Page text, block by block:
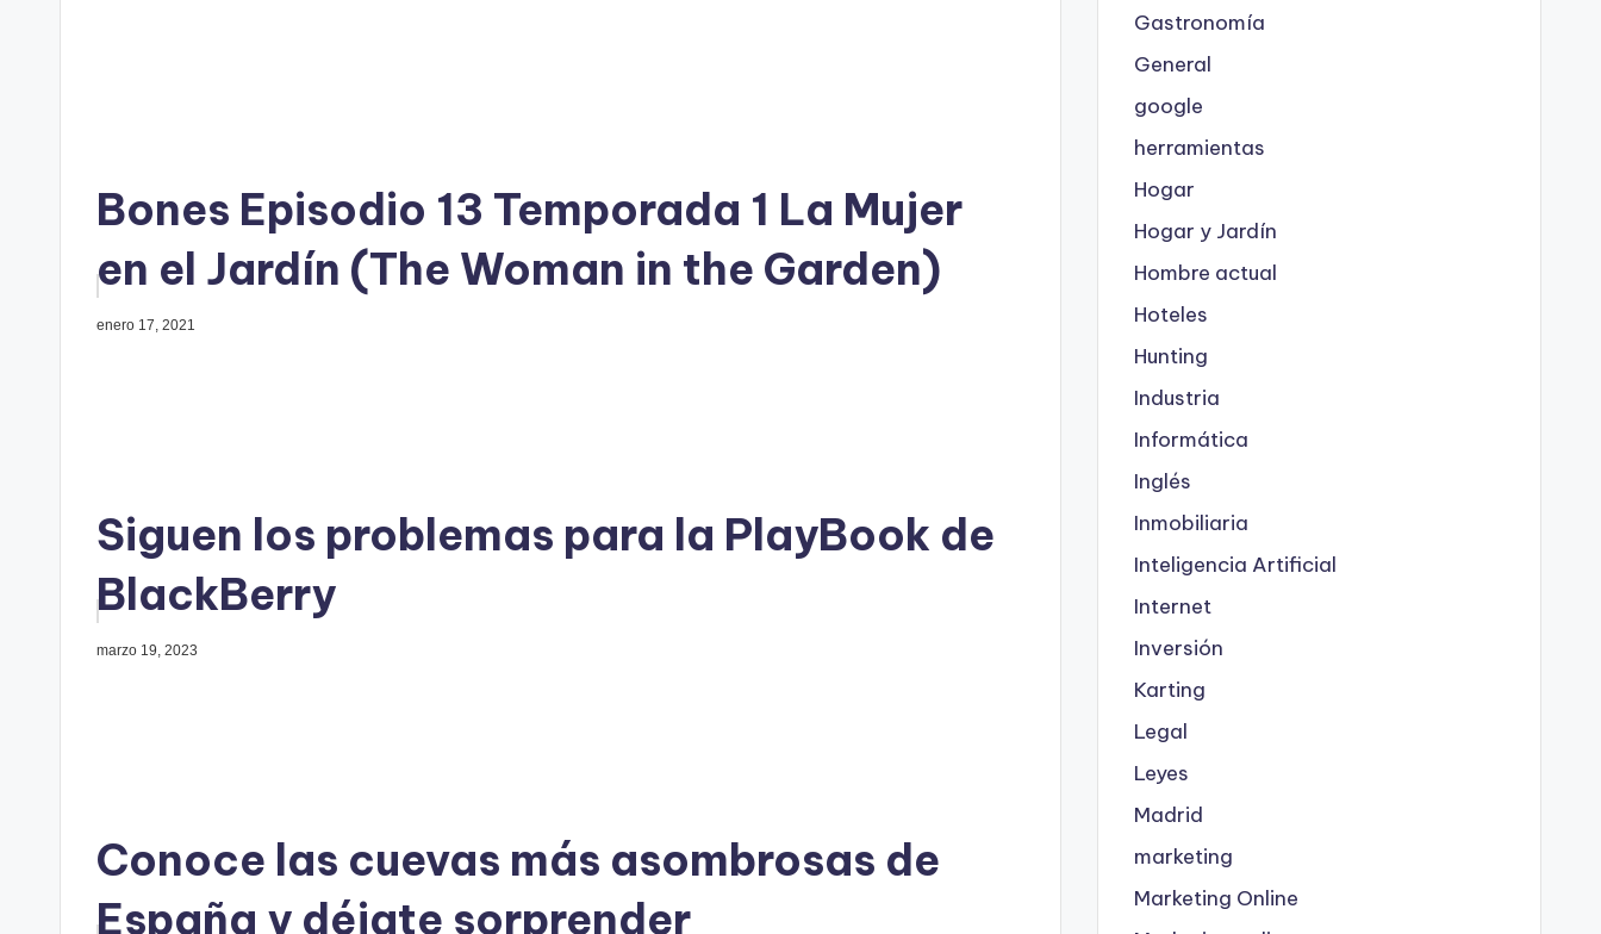
Bones Episodio 13 Temporada 1 La Mujer
en el Jardín (The Woman in the Garden)
enero 17, 2021
Siguen los problemas para la PlayBook de
BlackBerry
marzo 19, 2023
Conoce las cuevas más asombrosas de
España y déjate sorprender
Gastronomía
General
google
herramientas
Hogar
Hogar y Jardín
Hombre actual
Hoteles
Hunting
Industria
Informática
Inglés
Inmobiliaria
Inteligencia Artificial
Internet
Inversión
Karting
Legal
Leyes
Madrid
marketing
Marketing Online